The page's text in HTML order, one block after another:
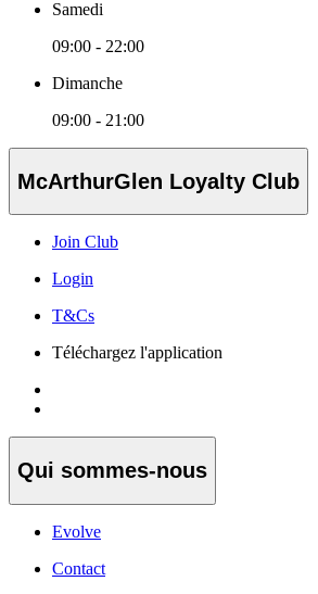
Samedi
09:00 - 22:00
Dimanche
09:00 - 21:00
McArthurGlen Loyalty Club
Join Club
Login
T&Cs
Téléchargez l'application
Qui sommes-nous
Evolve
Contact